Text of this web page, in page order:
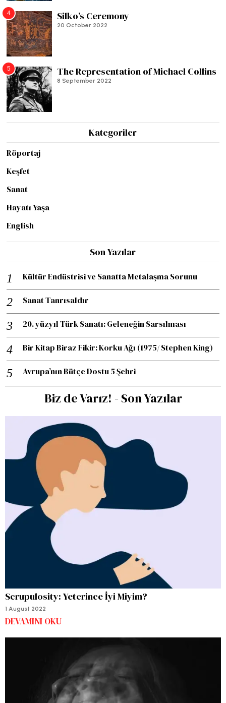
4 Silko’s Ceremony
20 October 2022
5 The Representation of Michael Collins
8 September 2022
Kategoriler
Röportaj
Keşfet
Sanat
Hayatı Yaşa
English
Son Yazılar
Kültür Endüstrisi ve Sanatta Metalaşma Sorunu
Sanat Tanrısaldır
20. yüzyıl Türk Sanatı: Geleneğin Sarsılması
Bir Kitap Biraz Fikir: Korku Ağı (1975/ Stephen King)
Avrupa’nın Bütçe Dostu 5 Şehri
Biz de Varız! - Son Yazılar
Scrupulosity: Yeterince İyi Miyim?
1 August 2022
DEVAMINI OKU